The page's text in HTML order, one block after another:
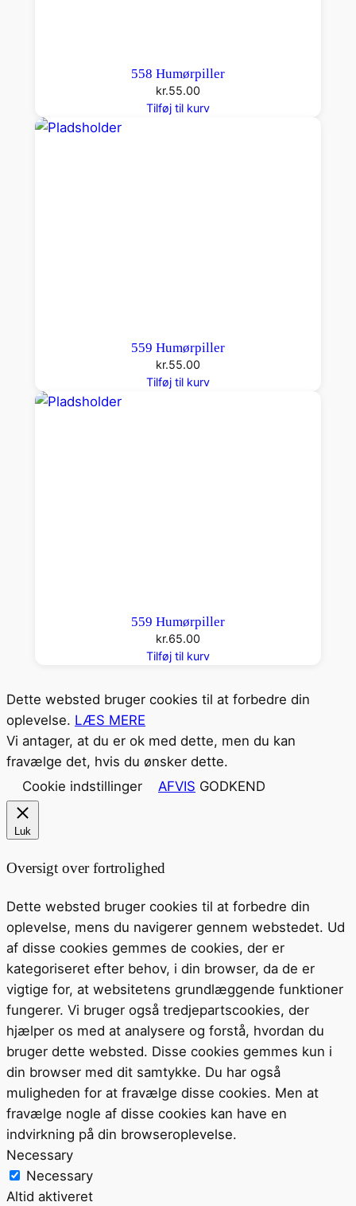
558 Humørpiller
kr.55.00
Tilføj til kurv
559 Humørpiller
kr.55.00
Tilføj til kurv
559 Humørpiller
kr.65.00
Tilføj til kurv
Dette websted bruger cookies til at forbedre din
oplevelse. LÆS MERE
Vi antager, at du er ok med dette, men du kan
fravælge det, hvis du ønsker dette.
Cookie indstillinger
AFVIS GODKEND
Luk
Oversigt over fortrolighed
Dette websted bruger cookies til at forbedre din
oplevelse, mens du navigerer gennem webstedet. Ud
af disse cookies gemmes de cookies, der er
kategoriseret efter behov, i din browser, da de er
vigtige for, at websitetens grundlæggende funktioner
fungerer. Vi bruger også tredjepartscookies, der
hjælper os med at analysere og forstå, hvordan du
bruger dette websted. Disse cookies gemmes kun i
din browser med dit samtykke. Du har også
muligheden for at fravælge disse cookies. Men at
fravælge nogle af disse cookies kan have en
indvirkning på din browseroplevelse.
Necessary
Necessary
Altid aktiveret